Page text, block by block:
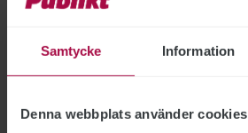
Samtycke Information
Denna webbplats använder cookies